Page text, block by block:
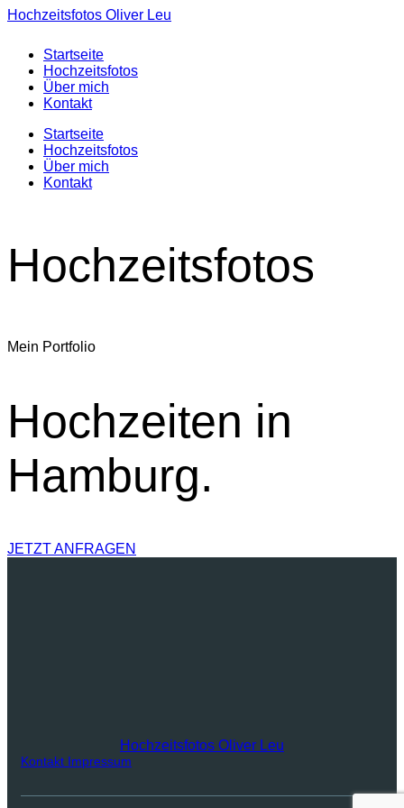
Hochzeitsfotos Oliver Leu
Startseite
Hochzeitsfotos
Über mich
Kontakt
Startseite
Hochzeitsfotos
Über mich
Kontakt
Hochzeitsfotos
Mein Portfolio
Hochzeiten in
Hamburg.
JETZT ANFRAGEN
Hochzeitsfotos Oliver Leu
Kontakt Impressum